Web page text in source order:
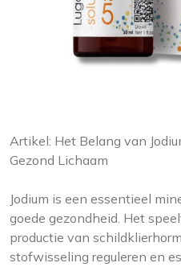
Artikel: Het Belang van
Gezond Lichaam
Jodium is een essentieel
goede gezondheid. Het
productie van
stofwisseling reguleren en